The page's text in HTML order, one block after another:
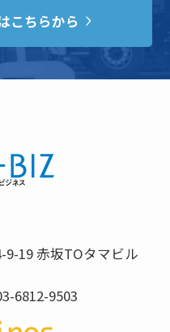
こちらから
9-19 赤坂TOタマビル
6812-9503